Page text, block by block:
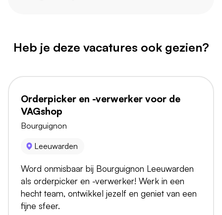
Heb je deze vacatures ook gezien?
Orderpicker en -verwerker voor de
VAGshop
Bourguignon
Leeuwarden
Word onmisbaar bij Bourguignon Leeuwarden
als orderpicker en -verwerker! Werk in een
hecht team, ontwikkel jezelf en geniet van een
fijne sfeer.